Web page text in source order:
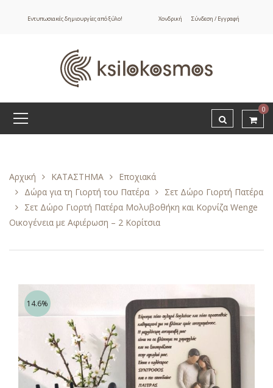
Εντυπωσιακές δημιουργίες από ξύλο! Χονδρική Σύνδεση / Εγγραφή
0
Αρχική ΚΑΤΑΣΤΗΜΑ
Εποχιακά
Δώρα για τη Γιορτή του Πατέρα
Σετ Δώρο Γιορτή Πατέρα
Σετ Δώρο Γιορτή Πατέρα Μολυβοθήκη και Κορνίζα Wenge
Οικογένεια με Αφιέρωση – 2 Κορίτσια
14.6%